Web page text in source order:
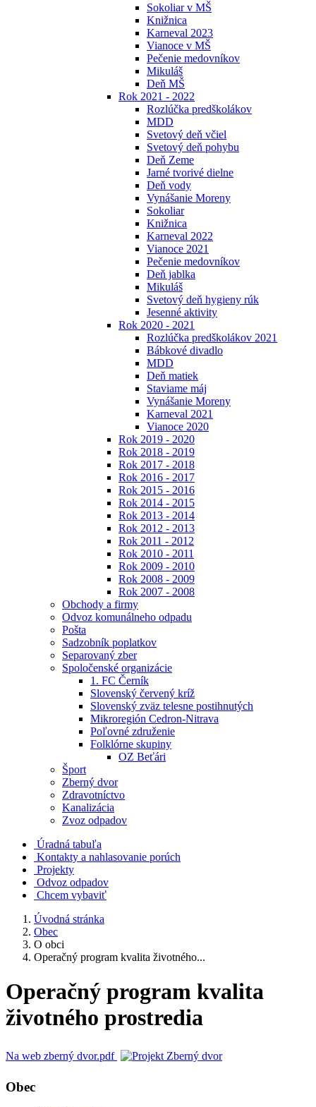
Sokoliar v MŠ
Knižnica
Karneval 2023
Vianoce v MŠ
Pečenie medovníkov
Mikuláš
Deň MŠ
Rok 2021 - 2022
Rozlúčka predškolákov
MDD
Svetový deň včiel
Svetový deň pohybu
Deň Zeme
Jarné tvorivé dielne
Deň vody
Vynášanie Moreny
Sokoliar
Knižnica
Karneval 2022
Vianoce 2021
Pečenie medovníkov
Deň jablka
Mikuláš
Svetový deň hygieny rúk
Jesenné aktivity
Rok 2020 - 2021
Rozlúčka predškolákov 2021
Bábkové divadlo
MDD
Deň matiek
Staviame máj
Vynášanie Moreny
Karneval 2021
Vianoce 2020
Rok 2019 - 2020
Rok 2018 - 2019
Rok 2017 - 2018
Rok 2016 - 2017
Rok 2015 - 2016
Rok 2014 - 2015
Rok 2013 - 2014
Rok 2012 - 2013
Rok 2011 - 2012
Rok 2010 - 2011
Rok 2009 - 2010
Rok 2008 - 2009
Rok 2007 - 2008
Obchody a firmy
Odvoz komunálneho odpadu
Pošta
Sadzobník poplatkov
Separovaný zber
Spoločenské organizácie
1. FC Černík
Slovenský červený kríž
Slovenský zväz telesne postihnutých
Mikroregión Cedron-Nitrava
Poľovné združenie
Folklórne skupiny
OZ Beťári
Šport
Zberný dvor
Zdravotníctvo
Kanalizácia
Zvoz odpadov
Úradná tabuľa
Kontakty a nahlasovanie porúch
Projekty
Odvoz odpadov
Chcem vybaviť
Úvodná stránka
Obec
O obci
Operačný program kvalita životného...
Operačný program kvalita
životného prostredia
Na web zberný dvor.pdf
Obec